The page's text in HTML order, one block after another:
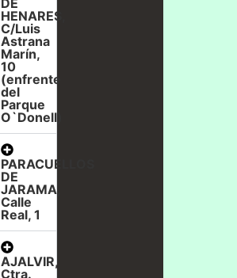
HENARES,
C/Luis
Astrana
Marín,
10
(enfrente
del
Parque
O`Donell)
PARACUELLOS
DE
JARAMA,
Calle
Real, 1
AJALVIR,
Ctra.